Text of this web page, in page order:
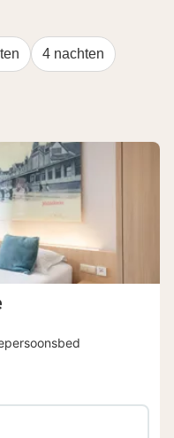
4 nachten